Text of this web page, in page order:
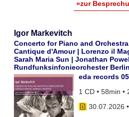
»zur
Igor Markevitch
Concerto for Piano and
Cantique d'Amour | Lorenzo il
Sarah Maria Sun | Jonathan
Rundfunksinfonieorchester
eda records
1 CD • 58min •
30.07.2026 •